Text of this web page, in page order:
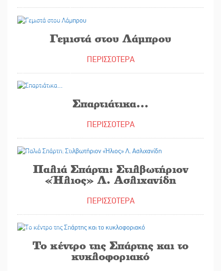
Γεμιστά στου Λάμπρου
ΠΕΡΙΣΣΟΤΕΡΑ
Σπαρτιάτικα…
ΠΕΡΙΣΣΟΤΕΡΑ
Παλιά Σπάρτη: Στιλβωτήριον
«Ήλιος» Λ. Ασλιχανίδη
ΠΕΡΙΣΣΟΤΕΡΑ
Το κέντρο της Σπάρτης και το
κυκλοφοριακό